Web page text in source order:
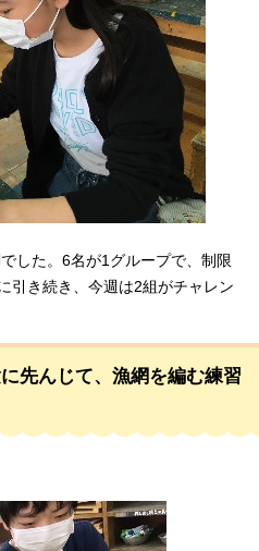
した。6名が1グループで、制限
引き続き、今週は2組がチャレン
先んじて、漁網を編む練習